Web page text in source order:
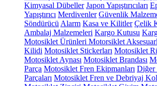
Kimyasal Dübeller Japon Yapıştırıcıları
Yapıştırıcı Merdivenler Güvenlik
Söndürücü Alarm Kasa ve Kilitler Çelik
Ambalaj Malzemeleri Kargo Kutusu
Motosiklet Ürünleri Motorsiklet
Kilidi Motosiklet Stickerları Motosiklet
Motosiklet Aynası Motosiklet Brandası
Parça Motosiklet Fren Ekipmanları Diğer
Parçaları Motosiklet Fren ve Debriyaj